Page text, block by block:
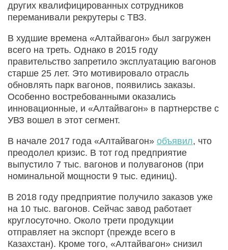
других квалифицированных сотрудников
переманивали рекрутеры с ТВЗ.
В худшие времена «Алтайвагон» был загружен
всего на треть. Однако в 2015 году
правительство запретило эксплуатацию вагонов
старше 25 лет. Это мотивировало отрасль
обновлять парк вагонов, появились заказы.
Особенно востребованными оказались
инновационные, и «Алтайвагон» в партнерстве с
УВЗ вошел в этот сегмент.
В начале 2017 года «Алтайвагон» объявил, что
преодолел кризис. В тот год предприятие
выпустило 7 тыс. вагонов и полувагонов (при
номинальной мощности 9 тыс. единиц).
В 2018 году предприятие получило заказов уже
на 10 тыс. вагонов. Сейчас завод работает
круглосуточно. Около трети продукции
отправляет на экспорт (прежде всего в
Казахстан). Кроме того, «Алтайвагон» снизил